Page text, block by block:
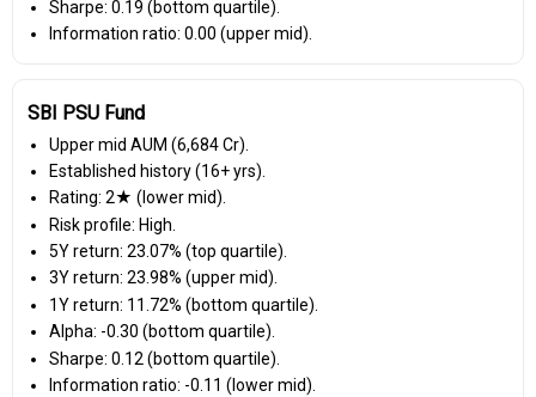
Sharpe: 0.19 (bottom quartile).
Information ratio: 0.00 (upper mid).
SBI PSU Fund
Upper mid AUM (₹6,684 Cr).
Established history (16+ yrs).
Rating: 2★ (lower mid).
Risk profile: High.
5Y return: 23.07% (top quartile).
3Y return: 23.98% (upper mid).
1Y return: 11.72% (bottom quartile).
Alpha: -0.30 (bottom quartile).
Sharpe: 0.12 (bottom quartile).
Information ratio: -0.11 (lower mid).